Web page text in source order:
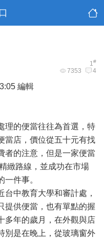
1#
7353 4
編輯
理的便當往往為首選，特
當店，價位從五十元有找
者的注意，但是一家便當
緻路線，並成功在市場
件事。
中教育大學和審計處，
提供便當，也有單點的握
多年的歲月，在外觀與店
別是在晚上，從玻璃窗外